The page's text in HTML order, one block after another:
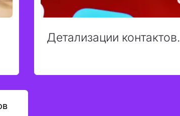
Детализации контактов.